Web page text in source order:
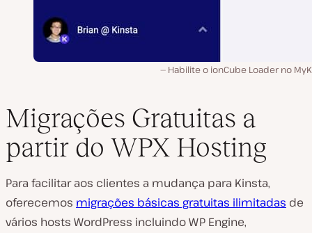
Habilite o ionCube Loader no
Migrações Gratuitas a
partir do WPX Hosting
Para facilitar aos clientes a mudança para Kinsta,
oferecemos migrações básicas gratuitas ilimitadas de
vários hosts WordPress incluindo WP Engine,